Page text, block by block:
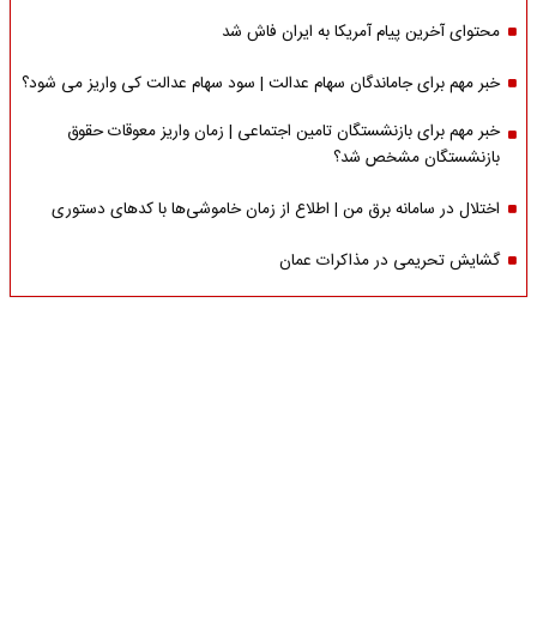
محتوای آخرین پیام آمریکا به ایران فاش شد
خبر مهم برای جاماندگان سهام عدالت | سود سهام عدالت کی واریز می شود؟
خبر مهم برای بازنشستگان تامین اجتماعی | زمان واریز معوقات حقوق
بازنشستگان مشخص شد؟
اختلال در سامانه برق من | اطلاع از زمان خاموشی‌ها با کدهای دستوری
گشایش تحریمی در مذاکرات عمان